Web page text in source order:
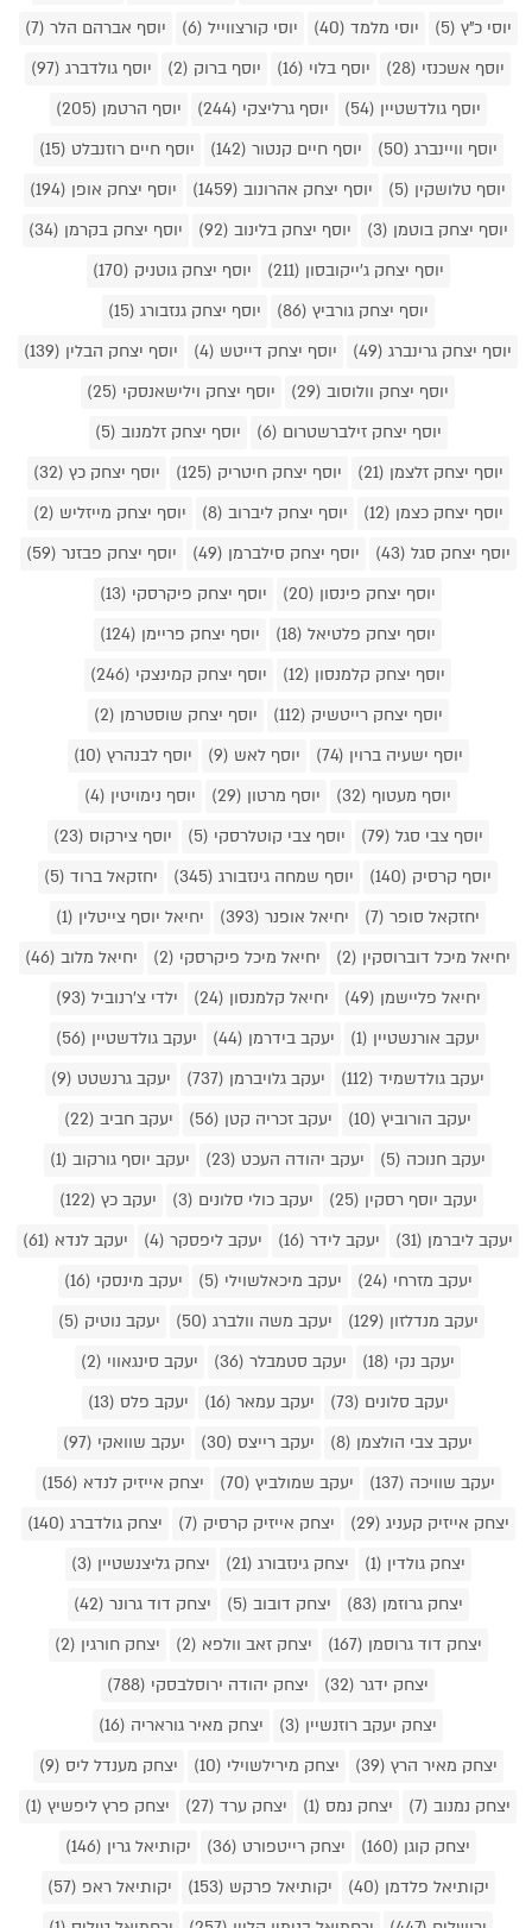
יוסי כ"ץ (5)
יוסי מלמד (40) יוסי קורצווייל (6)
יוסף אברהם הלר (7)
יוסף אשכנזי (28)
יוסף בלוי (16) יוסף ברוק (2)
יוסף גולדברג (97)
יוסף גולדשטיין (54)
יוסף גרליצקי (244)
יוסף הרטמן (205)
יוסף וויינברג (50)
יוסף חיים קנטור (142)
יוסף חיים רוזנבלט (15)
יוסף טלושקין (5)
יוסף יצחק אהרונוב (1459)
יוסף יצחק אופן (194)
יוסף יצחק בוטמן (3)
יוסף יצחק בלינוב (92)
יוסף יצחק בקרמן (34)
יוסף יצחק ג'ייקובסון (211)
יוסף יצחק גוטניק (170)
יוסף יצחק גורביץ (86)
יוסף יצחק גנזבורג (15)
יוסף יצחק גרינברג (49)
יוסף יצחק דייטש (4)
יוסף יצחק הבלין (139)
יוסף יצחק וולוסוב (29)
יוסף יצחק וילישאנסקי (25)
יוסף יצחק זילברשטרום (6)
יוסף יצחק זלמנוב (5)
יוסף יצחק זלצמן (21)
יוסף יצחק חיטריק (125)
יוסף יצחק כץ (32)
יוסף יצחק כצמן (12)
יוסף יצחק ליברוב (8)
יוסף יצחק מייזליש (2)
יוסף יצחק סגל (43)
יוסף יצחק סילברמן (49)
יוסף יצחק פבזנר (59)
יוסף יצחק פינסון (20)
יוסף יצחק פיקרסקי (13)
יוסף יצחק פלטיאל (18)
יוסף יצחק פריימן (124)
יוסף יצחק קלמנסון (12)
יוסף יצחק קמינצקי (246)
יוסף יצחק רייטשיק (112)
יוסף יצחק שוסטרמן (2)
יוסף ישעיה ברוין (74)
יוסף לאש (9)
יוסף לבנהרץ (10)
יוסף מעטוף (32)
יוסף מרטון (29)
יוסף נימויטין (4)
יוסף צבי סגל (79)
יוסף צבי קוטלרסקי (5)
יוסף צירקוס (23)
יוסף קרסיק (140)
יוסף שמחה גינזבורג (345)
יחזקאל ברוד (5)
יחזקאל סופר (7)
יחיאל אופנר (393)
יחיאל יוסף צייטלין (1)
יחיאל מיכל דוברוסקין (2)
יחיאל מיכל פיקרסקי (2)
יחיאל מלוב (46)
יחיאל פליישמן (49)
יחיאל קלמנסון (24)
ילדי צ'רנוביל (93)
יעקב אורנשטיין (1)
יעקב בידרמן (44)
יעקב גולדשטיין (56)
יעקב גולדשמיד (112)
יעקב גלויברמן (737)
יעקב גרנשטט (9)
יעקב הורוביץ (10)
יעקב זכריה קטן (56)
יעקב חביב (22)
יעקב חנוכה (5)
יעקב יהודה העכט (23)
יעקב יוסף גורקוב (1)
יעקב יוסף רסקין (25)
יעקב כולי סלונים (3)
יעקב כץ (122)
יעקב ליברמן (31)
יעקב לידר (16) יעקב ליפסקר (4)
יעקב לנדא (61)
יעקב מזרחי (24)
יעקב מיכאלשוילי (5)
יעקב מינסקי (16)
יעקב מנדלזון (129)
יעקב משה וולברג (50)
יעקב נוטיק (5)
יעקב נקי (18)
יעקב סטמבלר (36)
יעקב סינגאווי (2)
יעקב סלונים (73)
יעקב עמאר (16)
יעקב פלס (13)
יעקב צבי הולצמן (8)
יעקב רייצס (30)
יעקב שוואקי (97)
יעקב שוויכה (137)
יעקב שמולביץ (70)
יצחק אייזיק לנדא (156)
יצחק אייזיק קעניג (29)
יצחק אייזיק קרסיק (7)
יצחק גולדברג (140)
יצחק גולדין (1)
יצחק גינזבורג (21)
יצחק גליצנשטיין (3)
יצחק גרוזמן (83)
יצחק דובוב (5)
יצחק דוד גרונר (42)
יצחק דוד גרוסמן (167)
יצחק זאב וולפא (2)
יצחק חורגין (2)
יצחק ידגר (32)
יצחק יהודה ירוסלבסקי (788)
יצחק יעקב רוזנשיין (3)
יצחק מאיר גוראריה (16)
יצחק מאיר הרץ (39)
יצחק מירילשוילי (10)
יצחק מענדל ליס (9)
יצחק נמנוב (7)
יצחק נמס (1) יצחק ערד (27)
יצחק פרץ ליפשיץ (1)
יצחק קוגן (160)
יצחק רייטפורט (36)
יקותיאל גרין (146)
יקותיאל פלדמן (40)
יקותיאל פרקש (153)
יקותיאל ראפ (57)